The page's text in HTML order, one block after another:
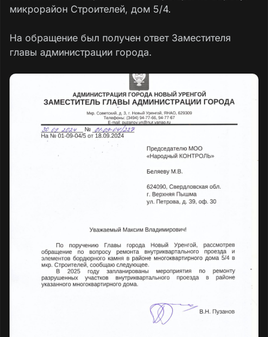
микрорайон Строителей, дом 5/4.
На обращение был получен ответ Заместителя
главы администрации города.